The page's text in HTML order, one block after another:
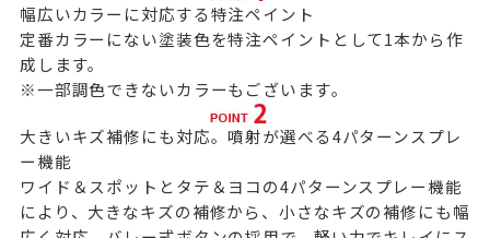
幅広いカラーに対応する特注ペイント
定番カラーにない塗装色を特注ペイントとして1本から作
成します。
※一部調色できないカラーもございます。
大きいキズ補修にも対応。噴射が選べる4パターンスプレ
ー機能
ワイド＆スポットとタテ＆ヨコの4パターンスプレー機能
により、大きなキズの補修から、小さなキズの補修にも幅